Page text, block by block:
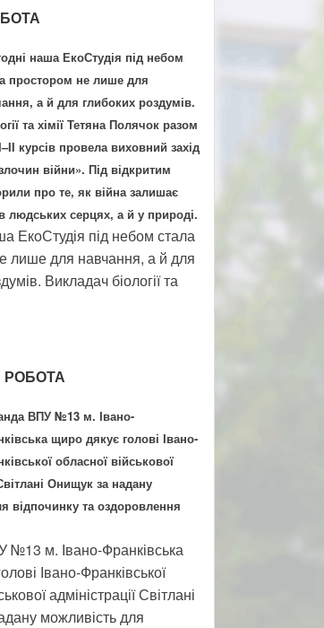
наша ЕкоСтудія під небом
простором не лише для
а й для глибоких роздумів.
та хімії Тетяна Полячок разом
курсів провела виховний захід
війни». Під відкритим
про те, як війна залишає
людських серцях, а й у природі.
ЕкоСтудія під небом стала
лише для навчання, а й для
Викладач біології та
РОБОТА
ВПУ №13 м. Івано-
щиро дякує голові Івано-
обласної військової
Онищук за надану
відпочинку та оздоровлення
м. Івано-Франківська
Івано-Франківської
адміністрації Світлані
можливість для